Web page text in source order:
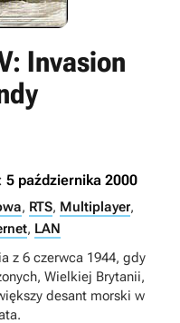
Invasion
5 października 2000
, RTS, Multiplayer,
, LAN
z 6 czerwca 1944, gdy
Wielkiej Brytanii,
desant morski w